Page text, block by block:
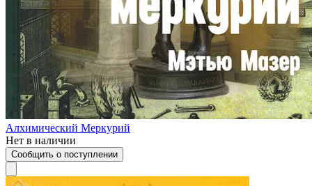
Алхимический Меркурий
Нет в наличии
Сообщить о поступлении